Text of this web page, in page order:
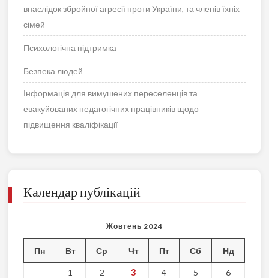
внаслідок збройної агресії проти України, та членів їхніх
сімей
Психологічна підтримка
Безпека людей
Інформація для вимушених переселенців та
евакуйованих педагогічних працівників щодо
підвищення кваліфікації
Календар публікацій
Жовтень 2024
Пн Вт Ср Чт Пт Сб Нд
1 2 3 4 5
6